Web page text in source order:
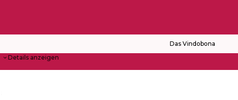
Das Vindobona
Details anzeigen